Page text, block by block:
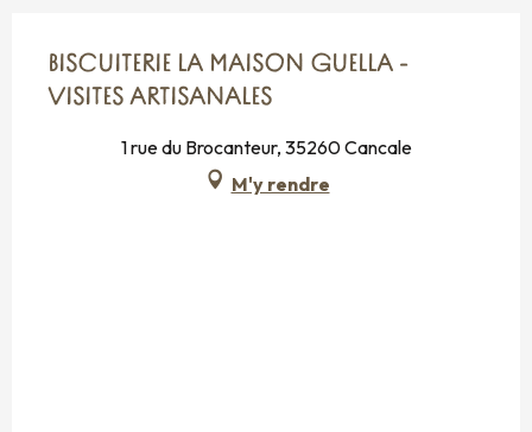
BISCUITERIE LA MAISON GUELLA -
VISITES ARTISANALES
1 rue du Brocanteur, 35260 Cancale
M'y rendre